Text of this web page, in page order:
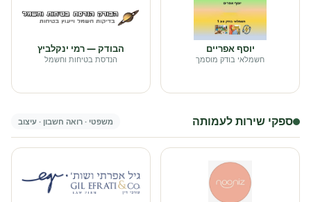
יוסף אפריים
חשמלאי בודק מוסמך
הבודק — רמי ינקלביץ
הנדסת בטיחות וחשמל
ספקי שירות לעמותה משפטי · רואה חשבון · עיצוב